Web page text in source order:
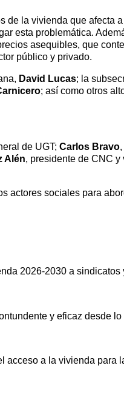
de la vivienda que afecta
esta problemática.
asequibles, que
público y privado.
David Lucas; la
; así como otros
de UGT; Carlos Bravo
Alén, presidente de CNC
actores sociales para
2026-2030 a sindicatos
y eficaz desde lo
acceso a la vivienda para